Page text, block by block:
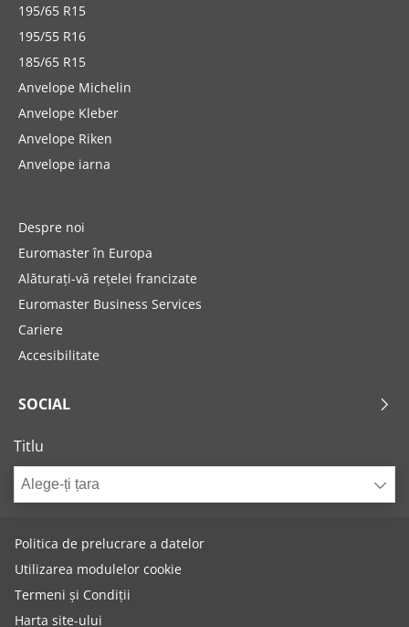
195/65 R15
195/55 R16
185/65 R15
Anvelope Michelin
Anvelope Kleber
Anvelope Riken
Anvelope iarna
Despre noi
Euromaster în Europa
Alăturați-vă rețelei francizate
Euromaster Business Services
Cariere
Accesibilitate
SOCIAL
Titlu
Alege-ți țara
Politica de prelucrare a datelor
Utilizarea modulelor cookie
Termeni și Condiții
Harta site-ului